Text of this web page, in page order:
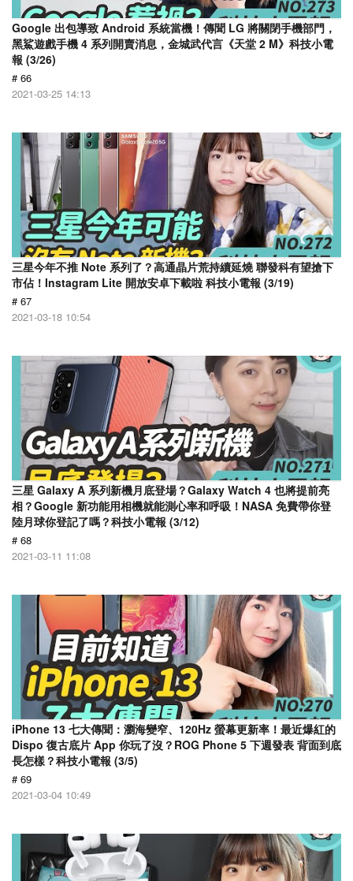
Google 出包導致 Android 系統當機！傳聞 LG 將關閉手機部門，
黑鯊遊戲手機 4 系列開賣消息，金城武代言《天堂 2 M》科技小電
報 (3/26)
# 66
2021-03-25 14:13
三星今年不推 Note 系列了？高通晶片荒持續延燒 聯發科有望搶下
市佔！Instagram Lite 開放安卓下載啦 科技小電報 (3/19)
# 67
2021-03-18 10:54
三星 Galaxy A 系列新機月底登場？Galaxy Watch 4 也將提前亮
相？Google 新功能用相機就能測心率和呼吸！NASA 免費帶你登
陸月球你登記了嗎？科技小電報 (3/12)
# 68
2021-03-11 11:08
iPhone 13 七大傳聞：瀏海變窄、120Hz 螢幕更新率！最近爆紅的
Dispo 復古底片 App 你玩了沒？ROG Phone 5 下週發表 背面到底
長怎樣？科技小電報 (3/5)
# 69
2021-03-04 10:49